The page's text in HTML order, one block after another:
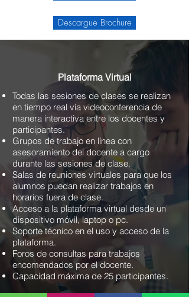
Descargue Brochure
Plataforma Virtual
Todas las sesiones de clases se realizan
en tiempo real vía videoconferencia de
manera interactiva entre los docentes y
participantes.
Grupos de trabajo en línea con
asesoramiento del docente a cargo
durante las sesiones de clase.
Salas de reuniones virtuales para que los
alumnos puedan realizar trabajos en
horarios fuera de clase.
Acceso a la plataforma virtual desde un
dispositivo móvil, laptop o pc.
Soporte técnico en el uso y acceso de la
plataforma.
Foros de consultas para trabajos
encomendados por el docente.
Capacidad máxima de 25 participantes.